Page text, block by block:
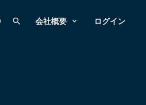
Languageサイト内検索
会社概要 ログイン